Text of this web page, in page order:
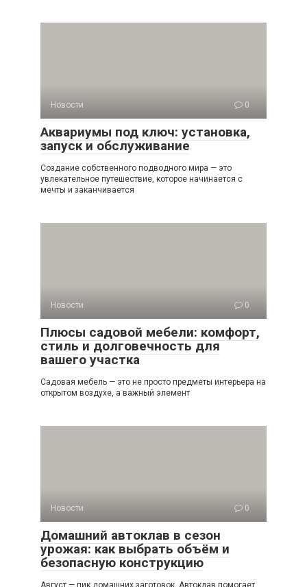
Новости 0
Аквариумы под ключ: установка,
запуск и обслуживание
Создание собственного подводного мира — это
увлекательное путешествие, которое начинается с
мечты и заканчивается
Новости 0
Плюсы садовой мебели: комфорт,
стиль и долговечность для
вашего участка
Садовая мебель — это не просто предметы интерьера на
открытом воздухе, а важный элемент
Новости 0
Домашний автоклав в сезон
урожая: как выбрать объём и
безопасную конструкцию
Август — пик домашних заготовок. Автоклав помогает